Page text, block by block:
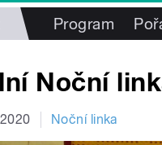
Program
Noční
Noční linka